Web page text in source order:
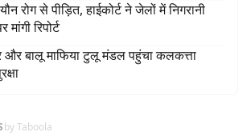
रोग से पीड़ित, हाईकोर्ट ने जेलों में निगरानी
रिपोर्ट
और बालू माफिया टुलू मंडल पहुंचा कलकत्ता
by Taboola